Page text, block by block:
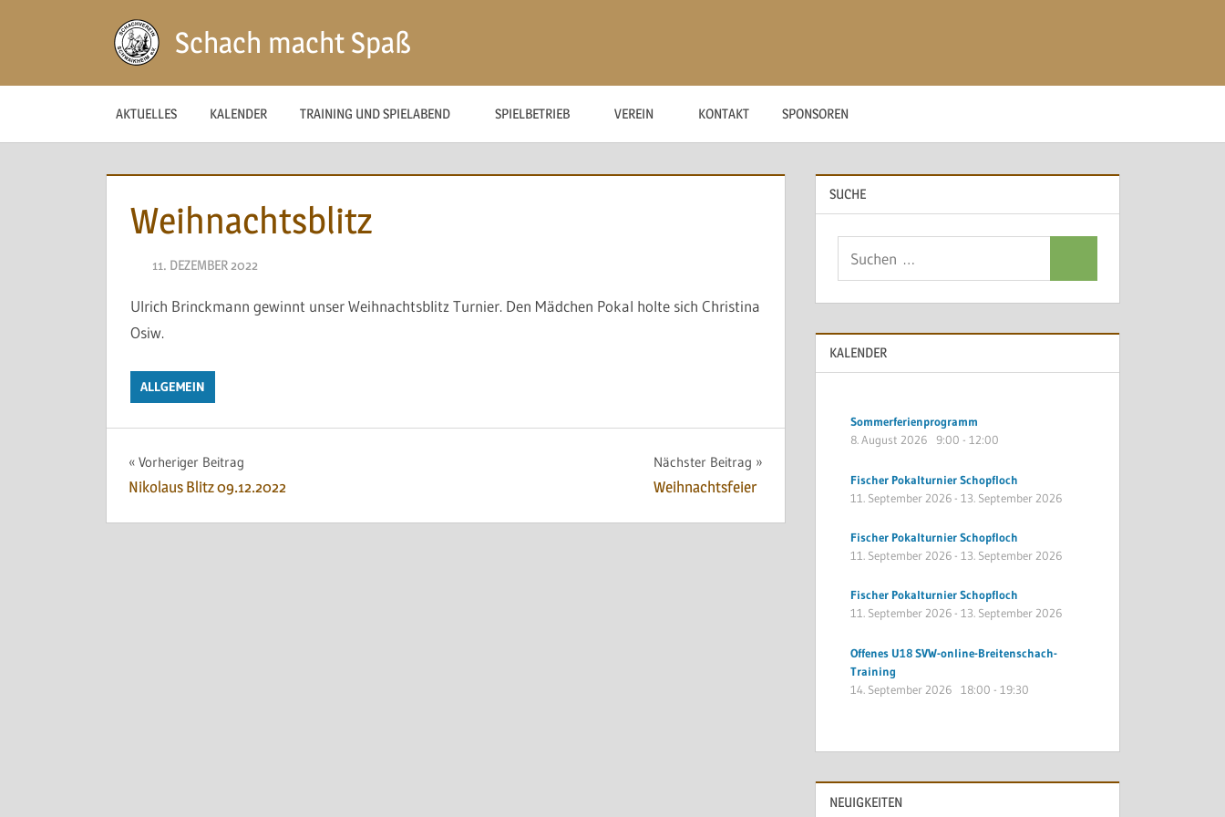
Schach macht Spaß
AKTUELLES KALENDER TRAINING UND SPIELABEND SPIELBETRIEB VEREIN KONTAKT SPONSOREN
Weihnachtsblitz
11. DEZEMBER 2022
Ulrich Brinckmann gewinnt unser Weihnachtsblitz Turnier. Den Mädchen Pokal holte sich Christina
Osiw.
ALLGEMEIN
Beitragsnavigation
Vorheriger Beitrag
Nikolaus Blitz 09.12.2022
Nächster Beitrag
Weihnachtsfeier
SUCHE
KALENDER
Sommerferienprogramm
8. August 2026
9:00 -12:00
Fischer Pokalturnier Schopfloch
11. September 2026-13. September 2026
Fischer Pokalturnier Schopfloch
11. September 2026-13. September 2026
Fischer Pokalturnier Schopfloch
11. September 2026-13. September 2026
Offenes U18 SVW-online-Breitenschach-
Training
14. September 2026
18:00 -19:30
NEUIGKEITEN